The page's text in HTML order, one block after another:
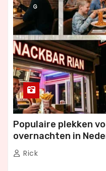
G
Populaire plekken
overnachten in
Rick